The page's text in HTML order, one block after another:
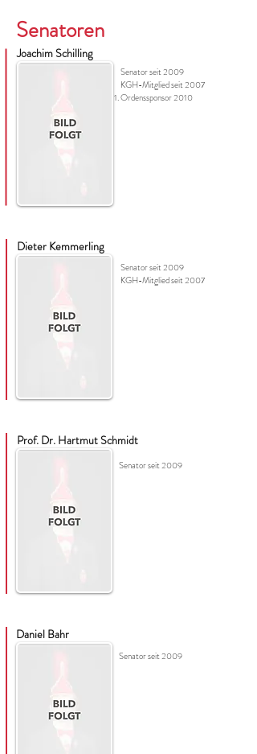
Senatoren
Joachim Schilling
Senator seit 2009
KGH-Mitglied seit 2007
Ordenssponsor 2010
Dieter Kemmerling
Senator seit 2009
KGH-Mitglied seit 2007
Prof. Dr. Hartmut Schmidt
Senator seit 2009
Daniel Bahr
Senator seit 2009